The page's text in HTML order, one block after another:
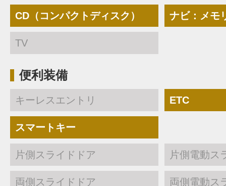
CD（コンパクトディスク） ナビ：メモ
TV
便利装備
キーレスエントリ ETC
スマートキー
片側スライドドア 片側電動ス
両側スライドドア 両側電動ス